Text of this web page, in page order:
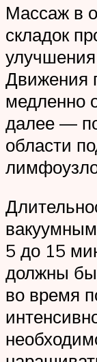
Массаж в
складок
Движения
медленно
далее —
области
5 до 15
должны
во время